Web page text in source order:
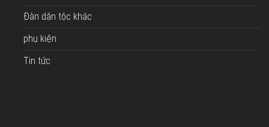
Đàn dân tộc khác
phụ kiện
Tin tức